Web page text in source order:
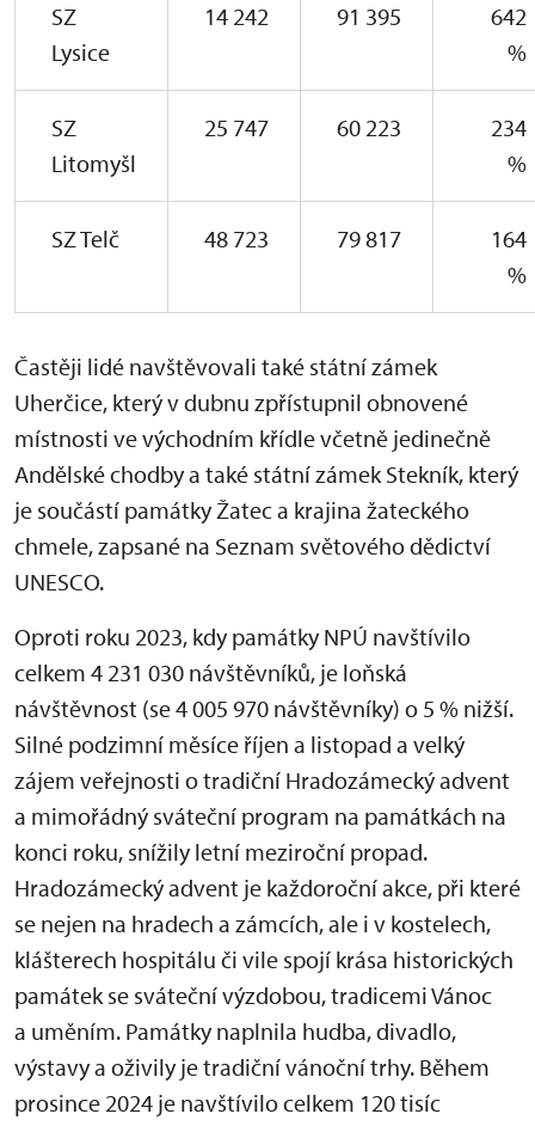
SZ
Lysice
14 242 91 395
642
%
SZ
Litomyšl
25 747 60 223
234
%
SZ Telč 48 723 79 817
164
%
Častěji lidé navštěvovali také státní zámek
Uherčice, který v dubnu zpřístupnil obnovené
místnosti ve východním křídle včetně jedinečně
Andělské chodby a také státní zámek Stekník, který
je součástí památky Žatec a krajina žateckého
chmele, zapsané na Seznam světového dědictví
UNESCO.
Oproti roku 2023, kdy památky NPÚ navštívilo
celkem 4 231 030 návštěvníků, je loňská
návštěvnost (se 4 005 970 návštěvníky) o 5 % nižší.
Silné podzimní měsíce říjen a listopad a velký
zájem veřejnosti o tradiční Hradozámecký advent
a mimořádný sváteční program na památkách na
konci roku, snížily letní meziroční propad.
Hradozámecký advent je každoroční akce, při které
se nejen na hradech a zámcích, ale i v kostelech,
klášterech hospitálu či vile spojí krása historických
památek se sváteční výzdobou, tradicemi Vánoc
a uměním. Památky naplnila hudba, divadlo,
výstavy a oživily je tradiční vánoční trhy. Během
prosince 2024 je navštívilo celkem 120 tisíc